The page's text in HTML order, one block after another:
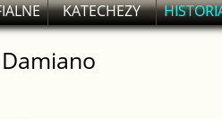
KATECHEZY